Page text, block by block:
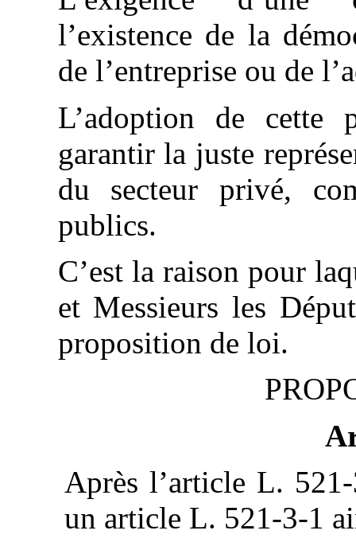
l’existence de la
de l’entreprise ou de
L’adoption de cette
garantir la juste
du secteur privé,
publics.
C’est la raison pour
et Messieurs les
proposition de loi.
Après l’article L.
un article L. 521-3-1